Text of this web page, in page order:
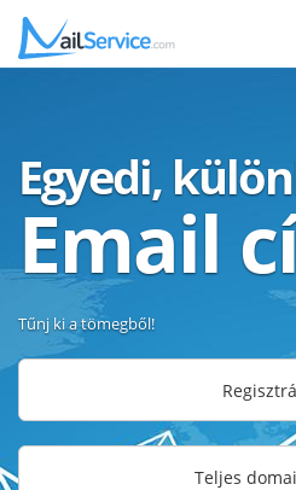
Egyedi,
Email
Tűnj ki a tömegből!
Teljes